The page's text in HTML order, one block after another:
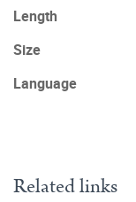
Length
Size
Language
Related links